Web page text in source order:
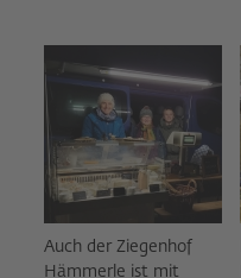
Auch der Ziegenhof
Hämmerle ist mit